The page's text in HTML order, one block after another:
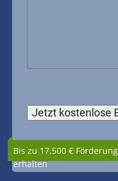
Bis zu 17.500 € Förderung
erhalten